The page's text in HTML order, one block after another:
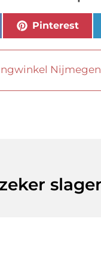
Pinterest
Nijmegen